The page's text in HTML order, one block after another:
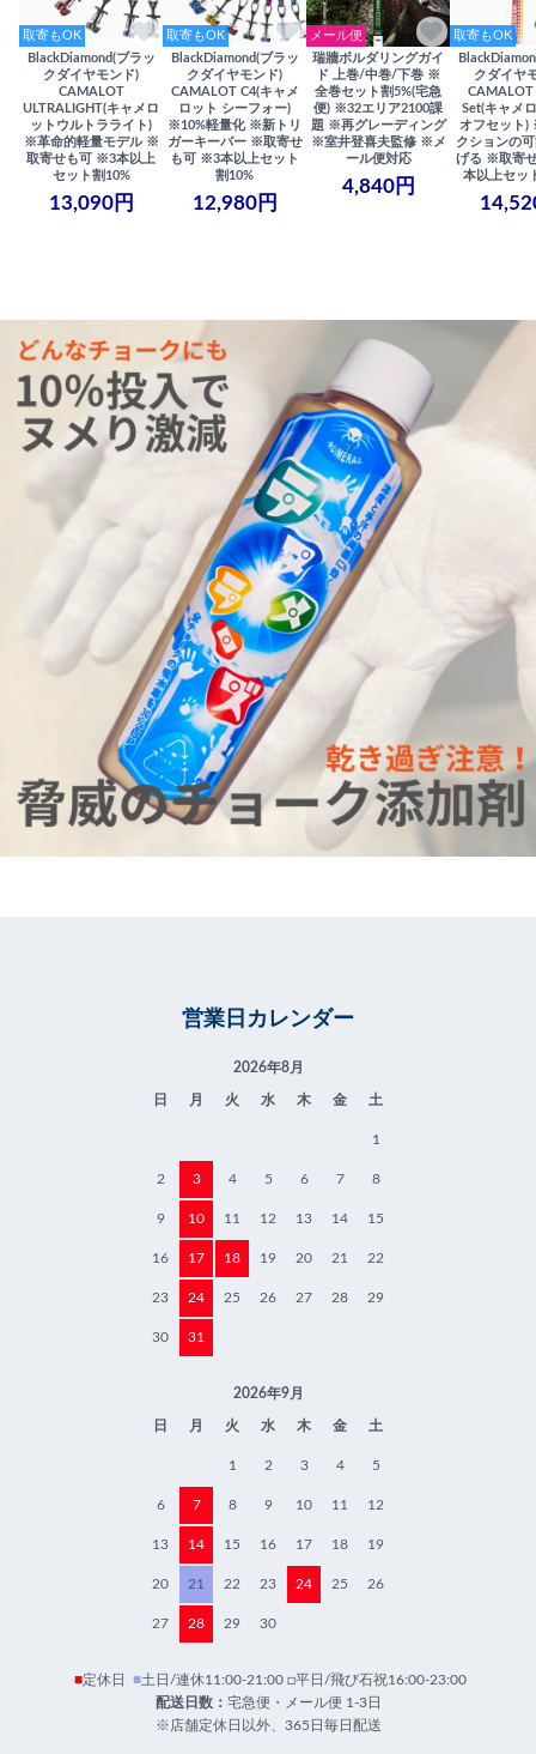
取寄もOK
BlackDiamond(ブラッ
クダイヤモンド)
CAMALOT
ULTRALIGHT(キャメロ
ットウルトラライト)
※革命的軽量モデル ※
取寄せも可 ※3本以上
セット割10%
13,090円
取寄もOK
BlackDiamond(ブラッ
クダイヤモンド)
CAMALOT C4(キャメ
ロット シーフォー)
※10%軽量化 ※新トリ
ガーキーパー ※取寄せ
も可 ※3本以上セット
割10%
12,980円
メール便
瑞牆ボルダリングガイ
ド 上巻/中巻/下巻 ※
全巻セット割5%(宅急
便) ※32エリア2100課
題 ※再グレーディング
※室井登喜夫監修 ※メ
ール便対応
4,840円
取寄もOK
クダイヤ
Set(キャメ
オフセット)
クションの
げる ※取寄
本以上セッ
営業日カレンダー
2026年8月
日 月 火 水 木 金 土
1
2 3 4 5 6 7 8
9 10 11 12 13 14 15
16 17 18 19 20 21 22
23 24 25 26 27 28 29
30 31
2026年9月
日 月 火 水 木 金 土
1 2 3 4 5
6 7 8 9 10 11 12
13 14 15 16 17 18 19
20 21 22 23 24 25 26
27 28 29 30
■定休日 ■土日/連休11:00-21:00 □平日/飛び石祝16:00-23:00
配送日数： 宅急便・メール便 1-3日
※店舗定休日以外、365日毎日配送